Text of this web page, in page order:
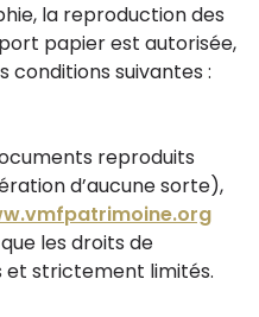
la reproduction des
papier est autorisée,
conditions suivantes :
reproduits
d’aucune sorte),
les droits de
strictement limités.